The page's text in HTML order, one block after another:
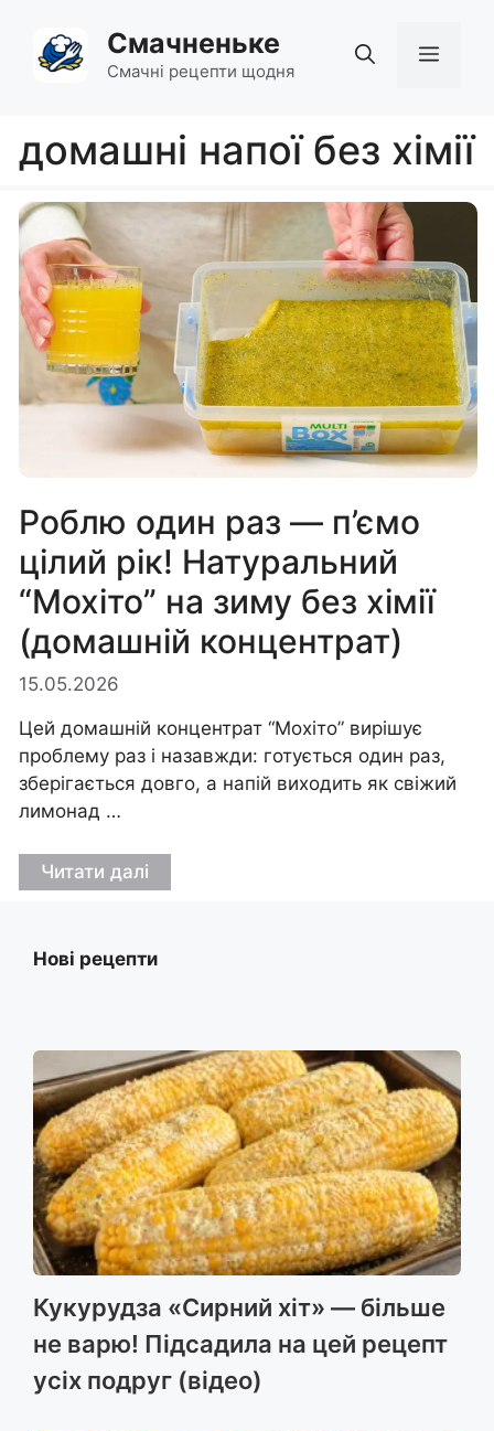
вмісту
Смачненьке
Смачні рецепти щодня
домашні напої без хімії
Роблю один раз — п’ємо
цілий рік! Натуральний
“Мохіто” на зиму без хімії
(домашній концентрат)
15.05.2026
Цей домашній концентрат “Мохіто” вирішує
проблему раз і назавжди: готується один раз,
зберігається довго, а напій виходить як свіжий
лимонад …
Читати далі
Нові рецепти
Кукурудза «Сирний хіт» — більше
не варю! Підсадила на цей рецепт
усіх подруг (відео)